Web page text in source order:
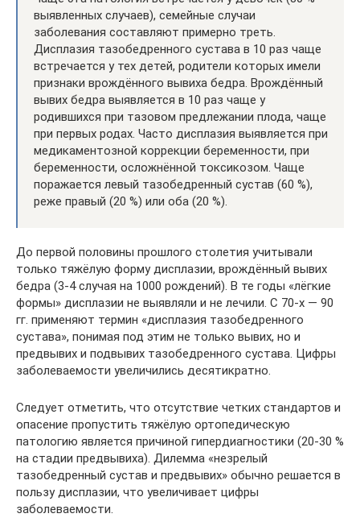
выявленных случаев), семейные случаи
заболевания составляют примерно треть.
Дисплазия тазобедренного сустава в 10 раз чаще
встречается у тех детей, родители которых имели
признаки врождённого вывиха бедра. Врождённый
вывих бедра выявляется в 10 раз чаще у
родившихся при тазовом предлежании плода, чаще
при первых родах. Часто дисплазия выявляется при
медикаментозной коррекции беременности, при
беременности, осложнённой токсикозом. Чаще
поражается левый тазобедренный сустав (60 %),
реже правый (20 %) или оба (20 %).
До первой половины прошлого столетия учитывали
только тяжёлую форму дисплазии, врождённый вывих
бедра (3-4 случая на 1000 рождений). В те годы «лёгкие
формы» дисплазии не выявляли и не лечили. С 70-х — 90
гг. применяют термин «дисплазия тазобедренного
сустава», понимая под этим не только вывих, но и
предвывих и подвывих тазобедренного сустава. Цифры
заболеваемости увеличились десятикратно.
Следует отметить, что отсутствие четких стандартов и
опасение пропустить тяжёлую ортопедическую
патологию является причиной гипердиагностики (20-30 %
на стадии предвывиха). Дилемма «незрелый
тазобедренный сустав и предвывих» обычно решается в
пользу дисплазии, что увеличивает цифры
заболеваемости.